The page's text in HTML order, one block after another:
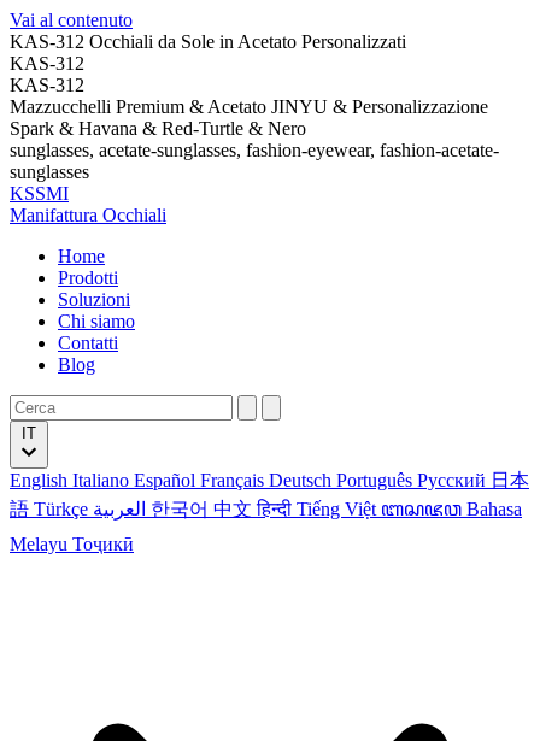
Vai al contenuto
KAS-312 Occhiali da Sole in Acetato Personalizzati
KAS-312
KAS-312
Mazzucchelli Premium & Acetato JINYU & Personalizzazione
Spark & Havana & Red-Turtle & Nero
sunglasses, acetate-sunglasses, fashion-eyewear, fashion-acetate-
sunglasses
KSSMI
Manifattura Occhiali
Home
Prodotti
Soluzioni
Chi siamo
Contatti
Blog
English Italiano Español Français Deutsch Português Русский 日本
語 Türkçe 한국어 中文हिन्दी Tiếng Việt ꦧꦱꦗꦮ Bahasa
Melayu Тоҷикӣ